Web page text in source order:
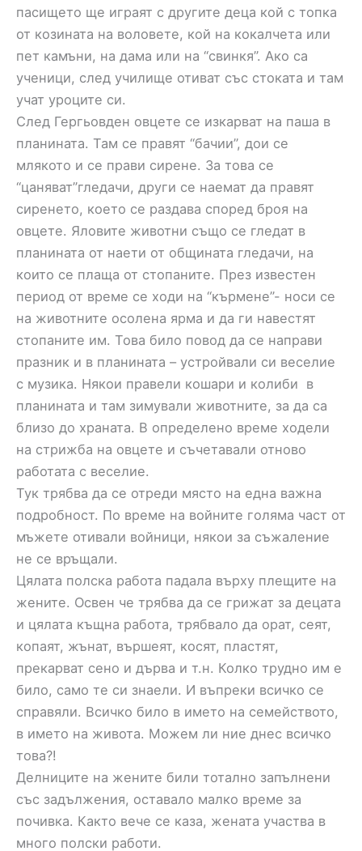
пасището ще играят с другите деца кой с топка
от козината на воловете, кой на кокалчета или
пет камъни, на дама или на “свинкя”. Ако са
ученици, след училище отиват със стоката и там
учат уроците си.
След Гергьовден овцете се изкарват на паша в
планината. Там се правят “бачии”, дои се
млякото и се прави сирене. За това се
“цаняват”гледачи, други се наемат да правят
сиренето, което се раздава според броя на
овцете. Яловите животни също се гледат в
планината от наети от общината гледачи, на
които се плаща от стопаните. През известен
период от време се ходи на “кърмене”- носи се
на животните осолена ярма и да ги навестят
стопаните им. Това било повод да се направи
празник и в планината – устройвали си веселие
с музика. Някои правели кошари и колиби в
планината и там зимували животните, за да са
близо до храната. В определено време ходели
на стрижба на овцете и съчетавали отново
работата с веселие.
Тук трябва да се отреди място на една важна
подробност. По време на войните голяма част от
мъжете отивали войници, някои за съжаление
не се връщали.
Цялата полска работа падала върху плещите на
жените. Освен че трябва да се грижат за децата
и цялата къщна работа, трябвало да орат, сеят,
копаят, жънат, вършеят, косят, пластят,
прекарват сено и дърва и т.н. Колко трудно им е
било, само те си знаели. И въпреки всичко се
справяли. Всичко било в името на семейството,
в името на живота. Можем ли ние днес всичко
това?!
Делниците на жените били тотално запълнени
със задължения, оставало малко време за
почивка. Както вече се каза, жената участва в
много полски работи.